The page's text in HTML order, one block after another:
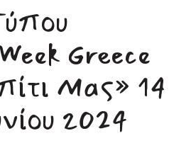
Greece
Μας» 14
2024